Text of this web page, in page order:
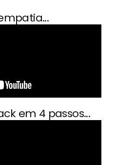
em 4 passos...